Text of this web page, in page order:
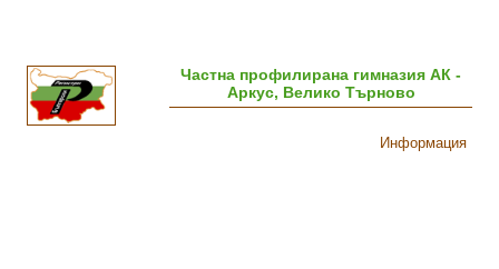
Частна профилирана гимназия АК -
Аркус, Велико Търново
Информация